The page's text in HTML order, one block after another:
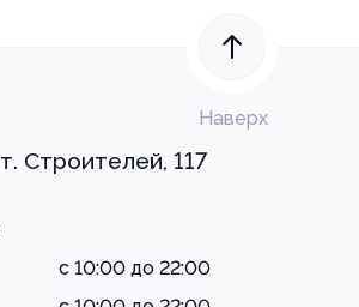
Наверх
Строителей, 117
с 10:00 до 22:00